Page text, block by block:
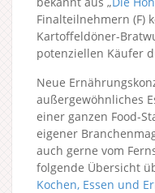
Finalteilnehmern (F)
Kartoffeldöner-
potenziellen Käufer
Neue
außergewöhnliches
einer ganzen Food-
eigener
auch gerne vom
folgende Übersicht
Kochen, Essen und